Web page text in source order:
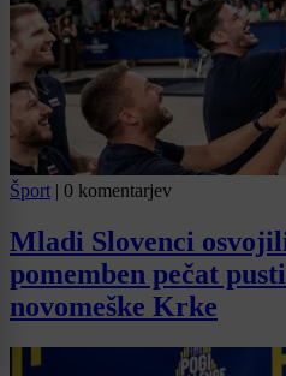
Šport | 0 komentarjev
Mladi Slovenci
pomemben pečat
novomeške Krke